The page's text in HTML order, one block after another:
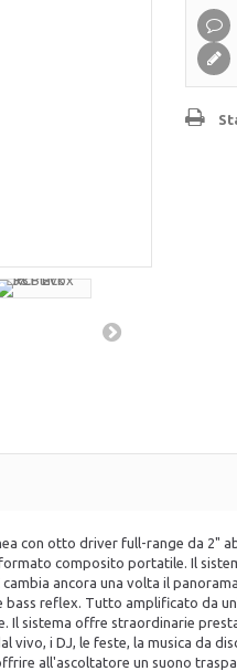
con otto driver full-range da 2"
composito portatile. Il
ancora una volta il
reflex. Tutto amplificato da
Il sistema offre straordinarie
vivo, i DJ, le feste, la musica da
all'ascoltatore un suono